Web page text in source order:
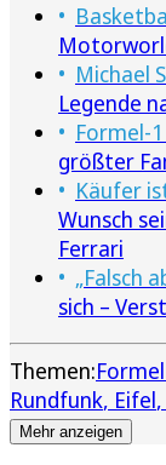
Michael
Legende
Formel-1
größter
Käufer
Wunsch
Ferrari
„Falsch
sich –
Themen:
Rundfunk Eifel
Mehr anzeigen